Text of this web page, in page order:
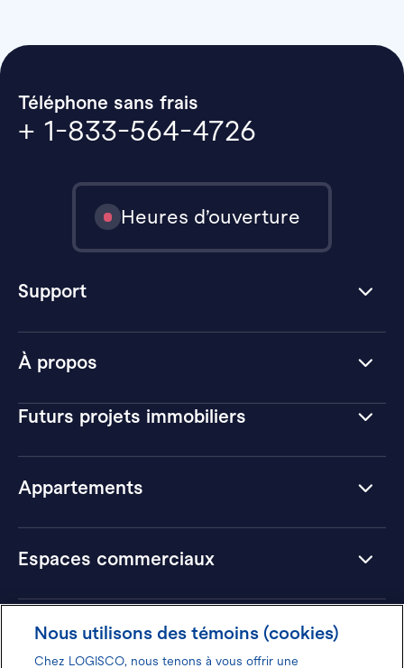
À propos
Futurs projets immobiliers
Appartements
Espaces commerciaux
Hôtels
Téléphone sans frais
+ 1-833-564-4726
Heures d’ouverture
Support
Nous utilisons des témoins (cookies)
Chez LOGISCO, nous tenons à vous offrir une